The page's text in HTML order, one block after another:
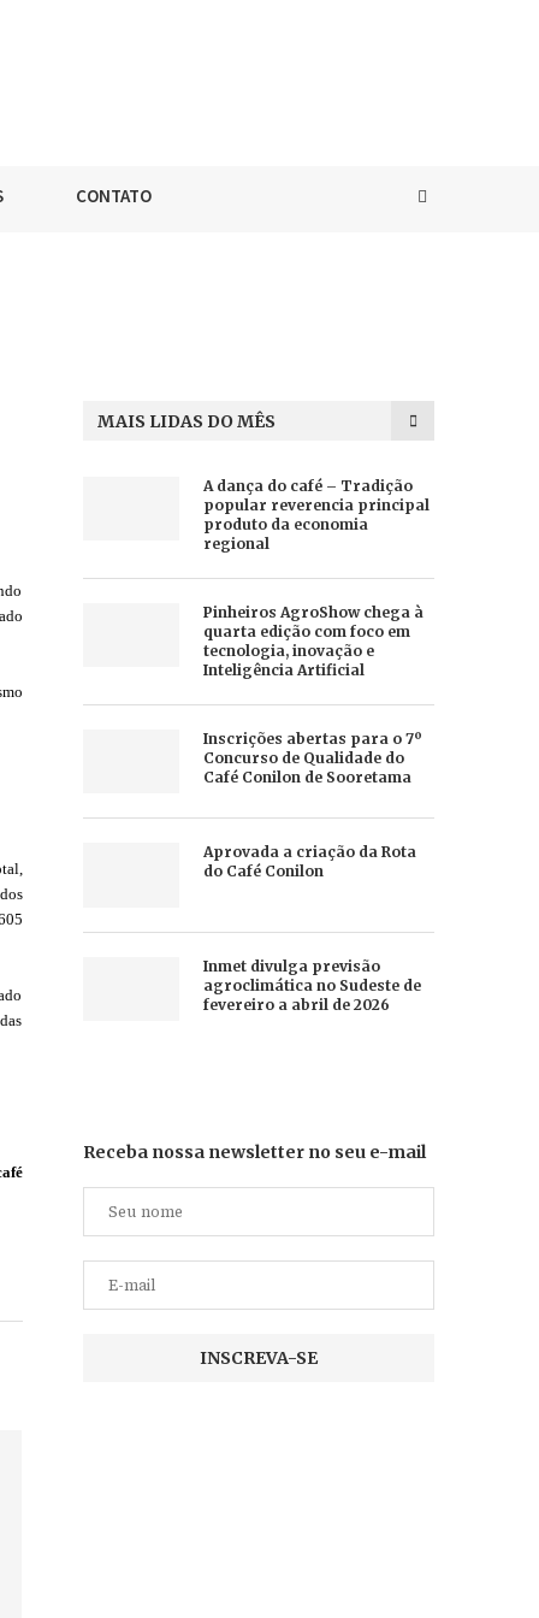
CONTATO
MAIS LIDAS DO MÊS
A dança do café – Tradição
popular reverencia principal
produto da economia
regional
Pinheiros AgroShow chega à
quarta edição com foco em
tecnologia, inovação e
Inteligência Artificial
Inscrições abertas para o 7º
Concurso de Qualidade do
Café Conilon de Sooretama
Aprovada a criação da Rota
do Café Conilon
Inmet divulga previsão
agroclimática no Sudeste de
fevereiro a abril de 2026
Receba nossa newsletter no seu e-mail